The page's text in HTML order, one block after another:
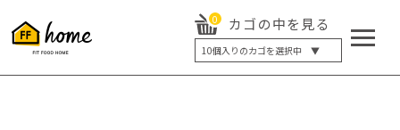
0 カゴの中を見る
10個入りのカゴを選択中 ▼
5個入り